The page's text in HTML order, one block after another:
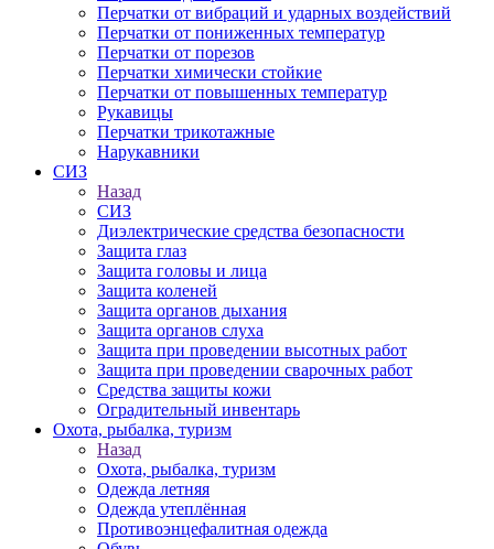
Перчатки от вибраций и ударных воздействий
Перчатки от пониженных температур
Перчатки от порезов
Перчатки химически стойкие
Перчатки от повышенных температур
Рукавицы
Перчатки трикотажные
Нарукавники
СИЗ
Назад
СИЗ
Диэлектрические средства безопасности
Защита глаз
Защита головы и лица
Защита коленей
Защита органов дыхания
Защита органов слуха
Защита при проведении высотных работ
Защита при проведении сварочных работ
Средства защиты кожи
Оградительный инвентарь
Охота, рыбалка, туризм
Назад
Охота, рыбалка, туризм
Одежда летняя
Одежда утеплённая
Противоэнцефалитная одежда